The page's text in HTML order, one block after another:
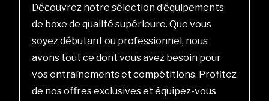
Découvrez notre sélection d’équipements
de boxe de qualité supérieure. Que vous
soyez débutant ou professionnel, nous
avons tout ce dont vous avez besoin pour
vos entraînements et compétitions. Profitez
de nos offres exclusives et équipez-vous